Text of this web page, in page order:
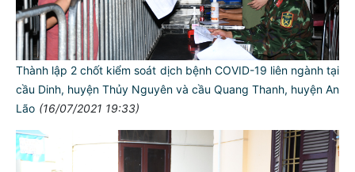
Thành lập 2 chốt kiểm soát dịch bệnh COVID-19 liên ngành tại
cầu Dinh, huyện Thủy Nguyên và cầu Quang Thanh, huyện An
Lão (16/07/2021 19:33)